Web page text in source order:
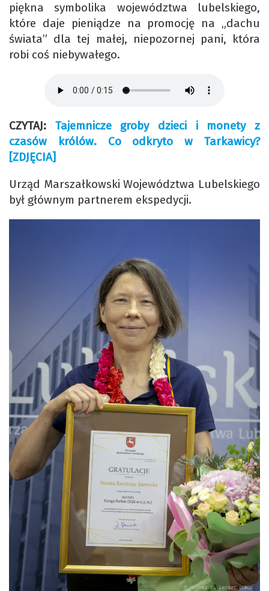
piękna symbolika województwa lubelskiego,
które daje pieniądze na promocję na „dachu
świata” dla tej małej, niepozornej pani, która
robi coś niebywałego.
CZYTAJ: Tajemnicze groby dzieci i monety z
czasów królów. Co odkryto w Tarkawicy?
[ZDJĘCIA]
Urząd Marszałkowski Województwa Lubelskiego
był głównym partnerem ekspedycji.